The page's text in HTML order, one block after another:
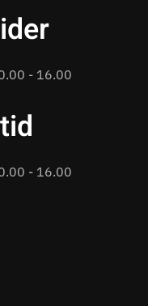
- 16.00
- 16.00